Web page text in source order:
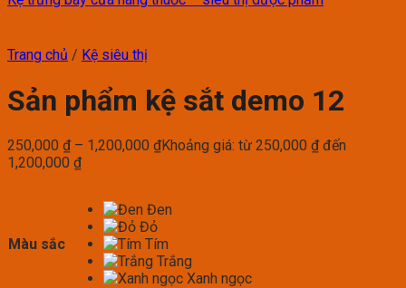
Trang chủ / Kệ siêu thị
Sản phẩm kệ sắt demo 12
250,000 ₫ – 1,200,000 ₫Khoảng giá: từ 250,000 ₫ đến
1,200,000 ₫
Màu sắc
Đen
Đỏ
Tím
Trắng
Xanh ngọc